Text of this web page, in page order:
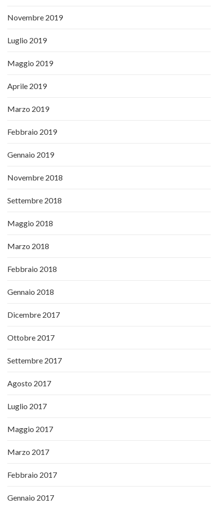
Novembre 2019
Luglio 2019
Maggio 2019
Aprile 2019
Marzo 2019
Febbraio 2019
Gennaio 2019
Novembre 2018
Settembre 2018
Maggio 2018
Marzo 2018
Febbraio 2018
Gennaio 2018
Dicembre 2017
Ottobre 2017
Settembre 2017
Agosto 2017
Luglio 2017
Maggio 2017
Marzo 2017
Febbraio 2017
Gennaio 2017